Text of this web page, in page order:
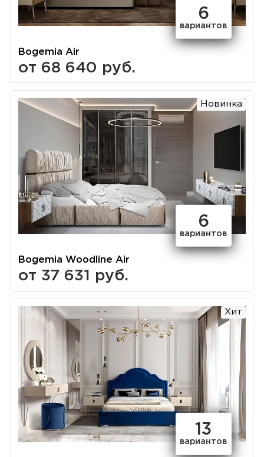
6
вариантов
Bogemia Air
от 68 640 руб.
Новинка
6
вариантов
Bogemia Woodline Air
от 37 631 руб.
Хит
13
вариантов